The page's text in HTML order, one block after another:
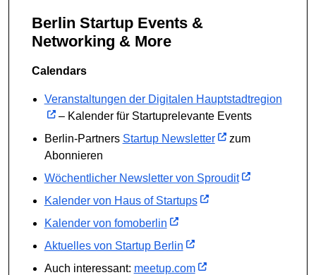
Berlin Startup Events &
Networking & More
Calendars
Veranstaltungen der Digitalen Hauptstadtregion
– Kalender für Startuprelevante Events
Berlin-Partners Startup Newsletter
zum
Abonnieren
Wöchentlicher Newsletter von Sproudit
Kalender von Haus of Startups
Kalender von fomoberlin
Aktuelles von Startup Berlin
Auch interessant: meetup.com